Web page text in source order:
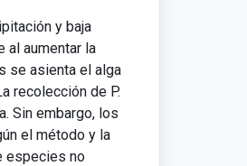
y baja
al aumentar la
se asienta el alga
recolección de P.
Sin embargo, los
el método y la
especies no